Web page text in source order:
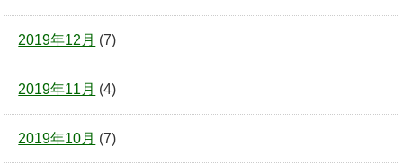
2019年12月 (7)
2019年11月 (4)
2019年10月 (7)